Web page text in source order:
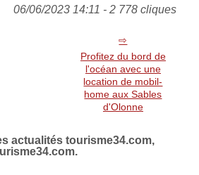
06/06/2023 14:11 - 2 778 cliques
Profitez du bord de
l'océan avec une
location de mobil-
home aux Sables
d'Olonne
actualités tourisme34.com,